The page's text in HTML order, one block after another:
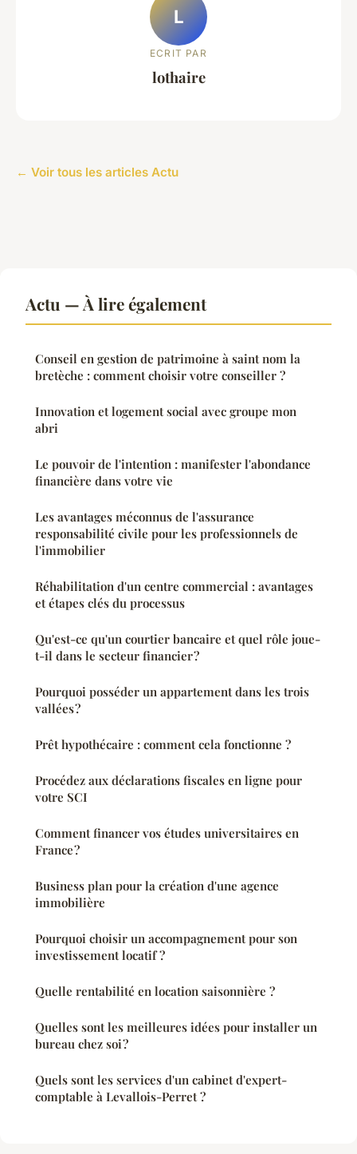
L
ECRIT PAR
lothaire
← Voir tous les articles Actu
Actu — À lire également
Conseil en gestion de patrimoine à saint nom la
bretèche : comment choisir votre conseiller ?
Innovation et logement social avec groupe mon
abri
Le pouvoir de l'intention : manifester l'abondance
financière dans votre vie
Les avantages méconnus de l'assurance
responsabilité civile pour les professionnels de
l'immobilier
Réhabilitation d'un centre commercial : avantages
et étapes clés du processus
Qu'est-ce qu'un courtier bancaire et quel rôle joue-
t-il dans le secteur financier ?
Pourquoi posséder un appartement dans les trois
vallées ?
Prêt hypothécaire : comment cela fonctionne ?
Procédez aux déclarations fiscales en ligne pour
votre SCI
Comment financer vos études universitaires en
France ?
Business plan pour la création d'une agence
immobilière
Pourquoi choisir un accompagnement pour son
investissement locatif ?
Quelle rentabilité en location saisonnière ?
Quelles sont les meilleures idées pour installer un
bureau chez soi ?
Quels sont les services d'un cabinet d'expert-
comptable à Levallois-Perret ?